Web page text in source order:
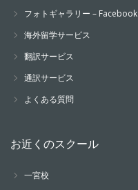
フォトギャラリー – Facebook
海外留学サービス
翻訳サービス
通訳サービス
よくある質問
お近くのスクール
一宮校